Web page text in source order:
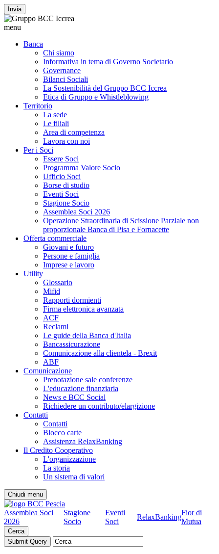
Invia
menu
Banca
Chi siamo
Informativa in tema di Governo Societario
Governance
Bilanci Sociali
La Sostenibilità del Gruppo BCC Iccrea
Etica di Gruppo e Whistleblowing
Territorio
La sede
Le filiali
Area di competenza
Lavora con noi
Per i Soci
Essere Soci
Programma Valore Socio
Ufficio Soci
Borse di studio
Eventi Soci
Stagione Socio
Assemblea Soci 2026
Operazione Straordinaria di Scissione Parziale non
proporzionale Banca di Pisa e Fornacette
Offerta commerciale
Giovani e futuro
Persone e famiglia
Imprese e lavoro
Utility
Glossario
Mifid
Rapporti dormienti
Firma elettronica avanzata
ACF
Reclami
Le guide della Banca d'Italia
Bancassicurazione
Comunicazione alla clientela - Brexit
ABF
Comunicazione
Prenotazione sale conferenze
L'educazione finanziaria
News e BCC Social
Richiedere un contributo/elargizione
Contatti
Contatti
Blocco carte
Assistenza RelaxBanking
Il Credito Cooperativo
L'organizzazione
La storia
Un sistema di valori
Chiudi menu
Assemblea Soci
2026
Stagione
Socio
Eventi
Soci
RelaxBanking
Fior di
Mutua
Cerca